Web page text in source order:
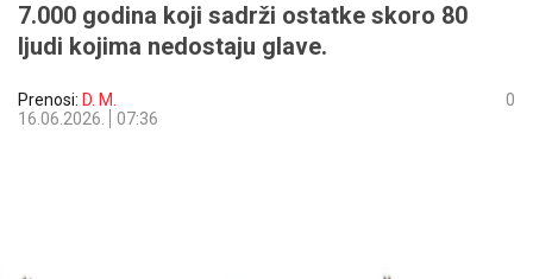
7.000 godina koji sadrži ostatke skoro 80 ​​
ljudi kojima nedostaju glave.
Prenosi: D. M.
16.06.2026.
07:36
0